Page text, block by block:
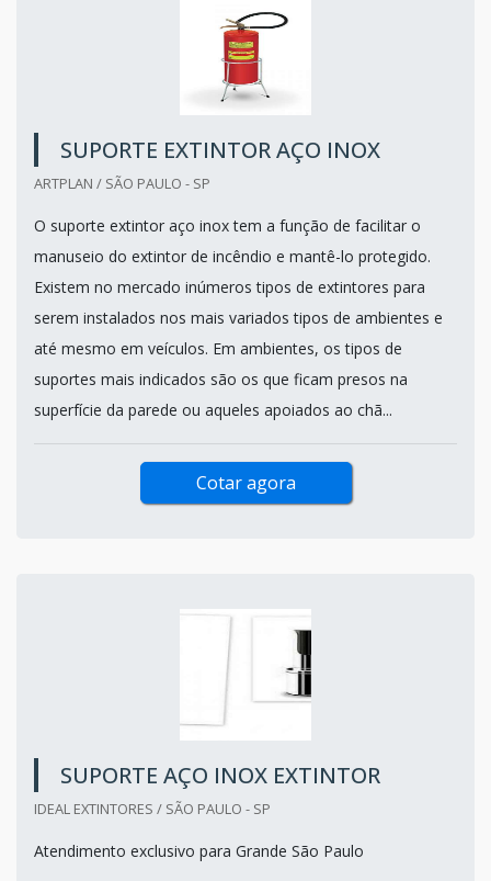
SUPORTE EXTINTOR AÇO INOX
ARTPLAN / SÃO PAULO - SP
O suporte extintor aço inox tem a função de facilitar o
manuseio do extintor de incêndio e mantê-lo protegido.
Existem no mercado inúmeros tipos de extintores para
serem instalados nos mais variados tipos de ambientes e
até mesmo em veículos. Em ambientes, os tipos de
suportes mais indicados são os que ficam presos na
superfície da parede ou aqueles apoiados ao chã...
Cotar agora
SUPORTE AÇO INOX EXTINTOR
IDEAL EXTINTORES / SÃO PAULO - SP
Atendimento exclusivo para Grande São Paulo